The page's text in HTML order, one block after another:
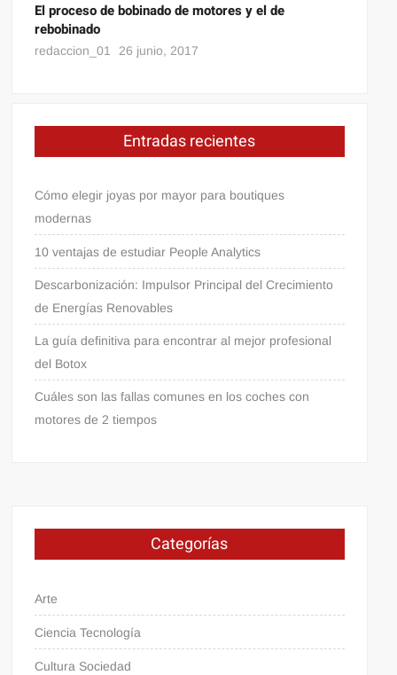
El proceso de bobinado de motores y el de
rebobinado
redaccion_01 26 junio, 2017
Entradas recientes
Cómo elegir joyas por mayor para boutiques
modernas
10 ventajas de estudiar People Analytics
Descarbonización: Impulsor Principal del Crecimiento
de Energías Renovables
La guía definitiva para encontrar al mejor profesional
del Botox
Cuáles son las fallas comunes en los coches con
motores de 2 tiempos
Categorías
Arte
Ciencia Tecnología
Cultura Sociedad